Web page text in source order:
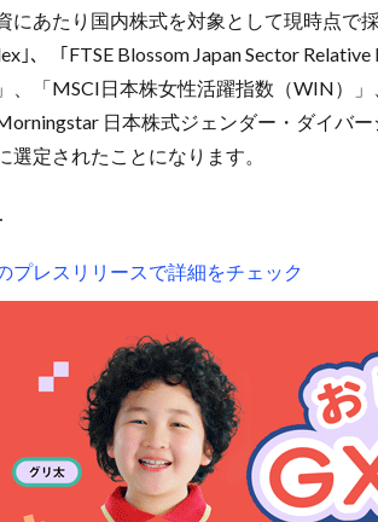
にあたり国内株式を対象として現時点で
｣、「FTSE Blossom Japan Sector
、「MSCI日本株女性活躍指数（WIN）
Morningstar 日本株式ジェンダー・ダイバ
選定されたことになります。
プレスリリースで詳細をチェック